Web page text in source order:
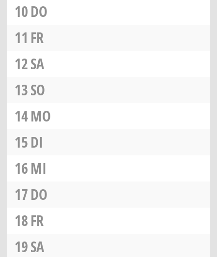
10DO
11 FR
12SA
13SO
14MO
15DI
16MI
17DO
18FR
19SA